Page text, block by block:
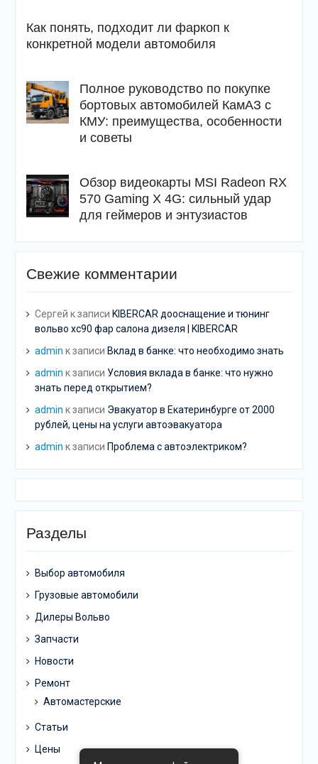
Как понять, подходит ли фаркоп к
конкретной модели автомобиля
Полное руководство по покупке
бортовых автомобилей КамАЗ с
КМУ: преимущества, особенности
и советы
Обзор видеокарты MSI Radeon RX
570 Gaming X 4G: сильный удар
для геймеров и энтузиастов
Свежие комментарии
Сергей к записи KIBERCAR дооснащение и тюнинг
вольво хс90 фар салона дизеля | KIBERCAR
admin к записи Вклад в банке: что необходимо знать
admin к записи Условия вклада в банке: что нужно
знать перед открытием?
admin к записи Эвакуатор в Екатеринбурге от 2000
рублей, цены на услуги автоэвакуатора
admin к записи Проблема с автоэлектриком?
Разделы
Выбор автомобиля
Грузовые автомобили
Дилеры Вольво
Запчасти
Новости
Ремонт
Автомастерские
Статьи
Цены